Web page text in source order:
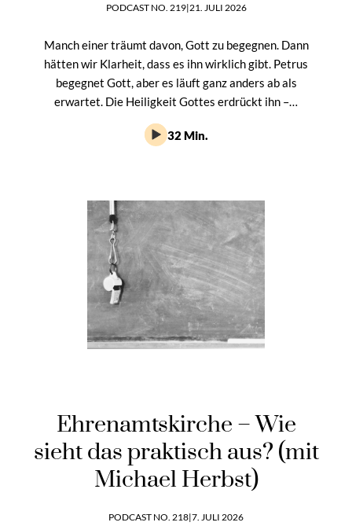
PODCAST NO. 219|21. JULI 2026
Manch einer träumt davon, Gott zu begegnen. Dann
hätten wir Klarheit, dass es ihn wirklich gibt. Petrus
begegnet Gott, aber es läuft ganz anders ab als
erwartet. Die Heiligkeit Gottes erdrückt ihn –…
32 Min.
Ehrenamtskirche – Wie
sieht das praktisch aus? (mit
Michael Herbst)
PODCAST NO. 218|7. JULI 2026